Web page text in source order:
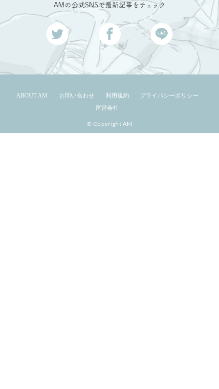
AMの公式SNSで最新記事をチェック
ABOUT AM お問い合わせ 利用規約
プライバシーポリシー
運営会社
© Copyright AM